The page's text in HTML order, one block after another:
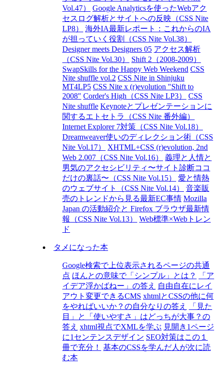
Vol.47）
Google Analyticsを使ったWebアク
セスログ解析とサイトへの反映（CSS Nite
LP8）
海外IA最新レポート：これからのIA
が担っていく役割（CSS Nite Vol.38）
Designer meets Designers 05 アクセス解析
（CSS Nite Vol.30）
Shift 2（2008-2009）
SwapSkills for the Happy Web Weekend CSS
Nite shuffle vol.2 CSS Nite in Shinjuku
MT4LP5 CSS Nite x (r)evolution "Shift to
2008" Corder's High（CSS Nite LP3）
CSS
Nite shuffle Keynoteとプレゼンテーションに
関するエトセトラ（CSS Nite 番外編）
Internet Explorer 7対策（CSS Nite Vol.18）
Dreamweaver使いのディレクション術（CSS
Nite Vol.17）
XHTML+CSS (r)evolution, 2nd
Web 2.007（CSS Nite Vol.16）
義理と人情と
男気のアクセシビリティ〜サイト診断ココ
だけの裏話〜（CSS Nite Vol.15）
愛と情熱
のウェブサイト（CSS Nite Vol.14）
音楽販
売のトレンドから見る最新EC事情 Mozilla
Japan の活動紹介と Firefox ブラウザ最新情
報（CSS Nite Vol.13）
Web標準×Webトレン
ド
タメになった本
Google検索で上位表示されるページの共通
点 ほんとの意味で「シンプル」とは？
「ア
イデア浮かばねー」の答え
自由自在にレイ
アウト変更できるCMS xhtmlとCSSの他に何
をやればいいか？の自分なりの答え
「見た
目」と「使いやすさ」はどっちが大事？の
答え xhtml視点でXMLを学ぶ 見開き1ページ
に1センテンスデザイン SEO対策はこの１
冊で充分！
基本のCSSを学んだ人が次に読
む本